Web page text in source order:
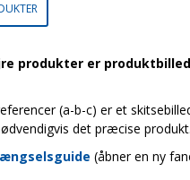
produkter er
(a-b-c) er et
det præcise produkt.
(åbner en ny